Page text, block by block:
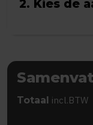
2. Kies de
Totaal incl.BTW